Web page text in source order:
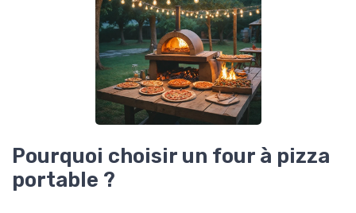
Pourquoi choisir un four à pizza
portable ?